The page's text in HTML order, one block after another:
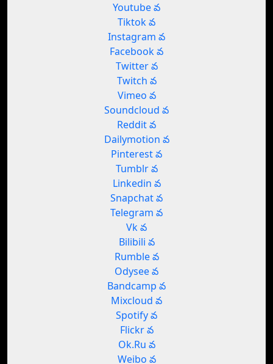
Youtube వ
Tiktok వ
Instagram వ
Facebook వ
Twitter వ
Twitch వ
Vimeo వ
Soundcloud వ
Reddit వ
Dailymotion వ
Pinterest వ
Tumblr వ
Linkedin వ
Snapchat వ
Telegram వ
Vk వ
Bilibili వ
Rumble వ
Odysee వ
Bandcamp వ
Mixcloud వ
Spotify వ
Flickr వ
Ok.Ru వ
Weibo వ